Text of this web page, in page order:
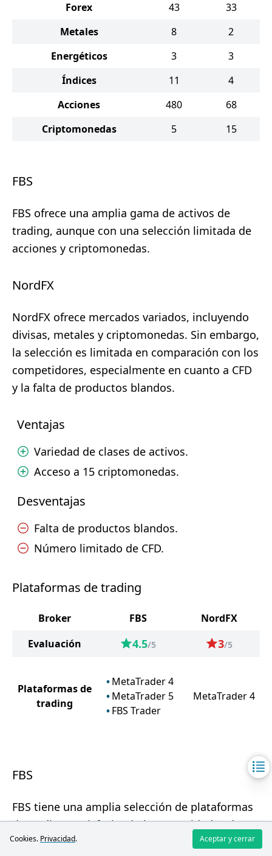
Forex 43
33
Metales
8
2
Energéticos
3
3
Índices
11
4
Acciones
480
68
Criptomonedas
5 15
FBS
FBS ofrece una amplia gama de activos de
trading, aunque con una selección limitada de
acciones y criptomonedas.
NordFX
NordFX ofrece mercados variados, incluyendo
divisas, metales y criptomonedas. Sin embargo,
la selección es limitada en comparación con los
competidores, especialmente en cuanto a CFD
y la falta de productos blandos.
Ventajas
Variedad de clases de activos.
Acceso a 15 criptomonedas.
Desventajas
Falta de productos blandos.
Número limitado de CFD.
Plataformas de trading
Broker FBS
NordFX
Evaluación
4.5/5 3/5
Plataformas de
trading
MetaTrader 4
MetaTrader 5
FBS Trader
MetaTrader 4
FBS
FBS tiene una amplia selección de plataformas
de trading, satisfaciendo las necesidades de
diferentes traders.
Cookies. Privacidad. Aceptar y cerrar